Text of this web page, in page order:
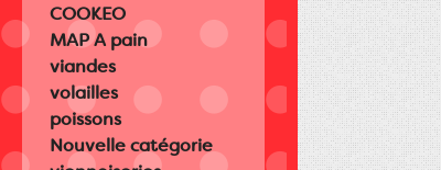
COOKEO
MAP A pain
viandes
volailles
poissons
Nouvelle catégorie